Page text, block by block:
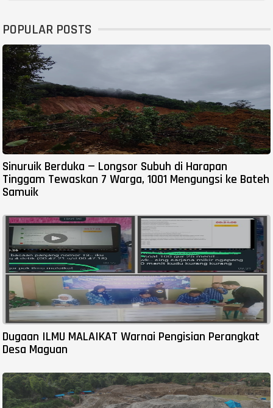
POPULAR POSTS
Sinuruik Berduka — Longsor Subuh di Harapan
Tinggam Tewaskan 7 Warga, 1001 Mengungsi ke Bateh
Samuik
Dugaan ILMU MALAIKAT Warnai Pengisian Perangkat
Desa Maguan